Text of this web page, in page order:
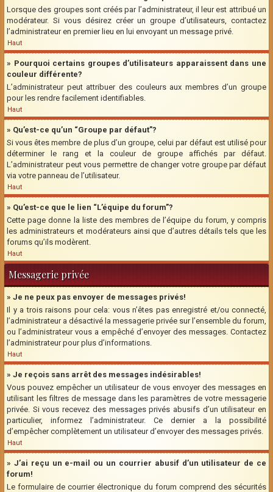
Lorsque des groupes sont créés par l’administrateur, il leur est attribué un
modérateur. Si vous désirez créer un groupe d’utilisateurs, contactez
l’administrateur en premier lieu en lui envoyant un message privé.
Haut
» Pourquoi certains groupes d’utilisateurs apparaissent dans une
couleur différente?
L’administrateur peut attribuer des couleurs aux membres d’un groupe
pour les rendre facilement identifiables.
Haut
» Qu’est-ce qu’un “Groupe par défaut”?
Si vous êtes membre de plus d’un groupe, celui par défaut est utilisé pour
déterminer le rang et la couleur de groupe affichés par défaut.
L’administrateur peut vous permettre de changer votre groupe par défaut
via votre panneau de l’utilisateur.
Haut
» Qu’est-ce que le lien “L’équipe du forum”?
Cette page donne la liste des membres de l’équipe du forum, y compris
les administrateurs et modérateurs ainsi que d’autres détails tels que les
forums qu’ils modèrent.
Haut
Messagerie privée
» Je ne peux pas envoyer de messages privés!
Il y a trois raisons pour cela: vous n’êtes pas enregistré et/ou connecté,
l’administrateur a désactivé la messagerie privée sur l’ensemble du forum,
ou l’administrateur vous a empêché d’envoyer des messages. Contactez
l’administrateur pour plus d’informations.
Haut
» Je reçois sans arrêt des messages indésirables!
Vous pouvez empêcher un utilisateur de vous envoyer des messages en
utilisant les filtres de message dans les paramètres de votre messagerie
privée. Si vous recevez des messages privés abusifs d’un utilisateur en
particulier, informez l’administrateur. Ce dernier a la possibilité
d’empêcher complètement un utilisateur d’envoyer des messages privés.
Haut
» J’ai reçu un e-mail ou un courrier abusif d’un utilisateur de ce
forum!
Le formulaire de courrier électronique du forum comprend des sécurités